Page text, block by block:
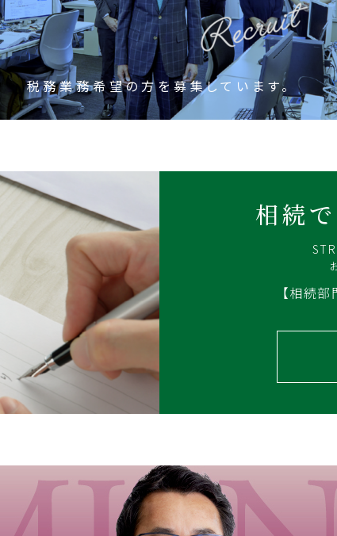
税務業務希望の方を募集しています。
相続
【相続